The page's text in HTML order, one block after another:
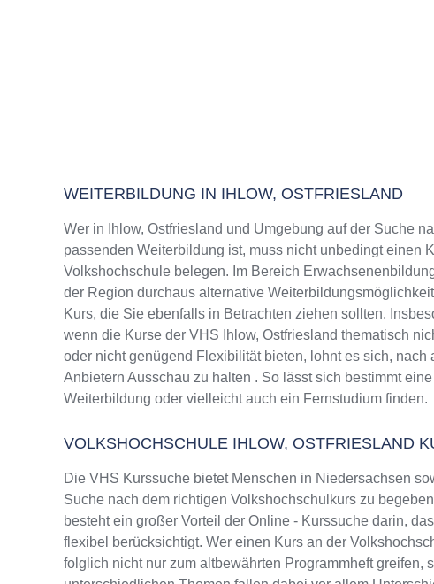
WEITERBILDUNG IN IHLOW, OSTFRIESLAND
Wer in Ihlow, Ostfriesland und Umgebung auf der Suche
passenden Weiterbildung ist, muss nicht unbedingt einen
Volkshochschule belegen. Im Bereich
der Region durchaus alternative
Kurs, die Sie ebenfalls in Betrachten ziehen sollten.
wenn die Kurse der VHS Ihlow, Ostfriesland thematisch
oder nicht genügend Flexibilität bieten, lohnt es sich, nach
Anbietern Ausschau zu halten . So lässt sich bestimmt
Weiterbildung oder vielleicht auch ein Fernstudium finden.
VOLKSHOCHSCHULE IHLOW, OSTFRIESLAND
Die VHS Kurssuche bietet Menschen in Niedersachsen
Suche nach dem richtigen Volkshochschulkurs zu
besteht ein großer Vorteil der Online - Kurssuche darin,
flexibel berücksichtigt. Wer einen Kurs an der
folglich nicht nur zum altbewährten Programmheft